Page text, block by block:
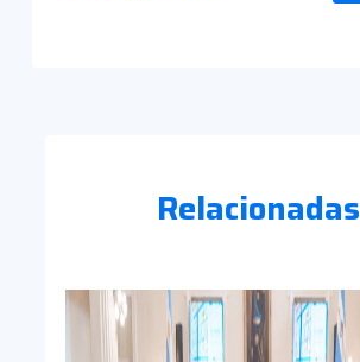
Relacionadas